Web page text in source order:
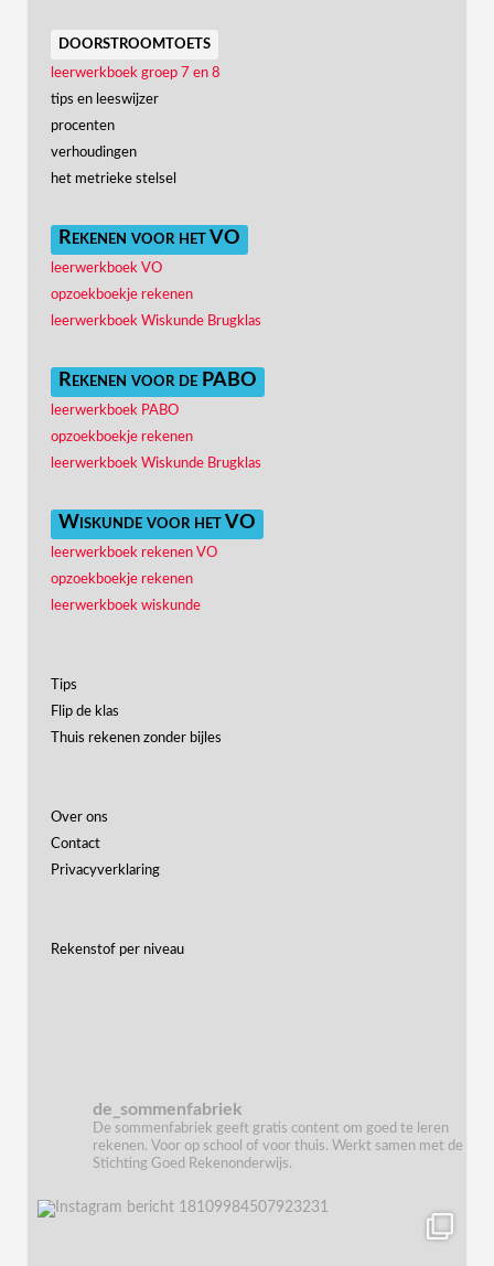
doorstroomtoets
leerwerkboek groep 7 en 8
tips en leeswijzer
procenten
verhoudingen
het metrieke stelsel
Rekenen voor het VO
leerwerkboek VO
opzoekboekje rekenen
leerwerkboek Wiskunde Brugklas
Rekenen voor de PABO
leerwerkboek PABO
opzoekboekje rekenen
leerwerkboek Wiskunde Brugklas
Wiskunde voor het VO
leerwerkboek rekenen VO
opzoekboekje rekenen
leerwerkboek wiskunde
Tips
Flip de klas
Thuis rekenen zonder bijles
Over ons
Contact
Privacyverklaring
Rekenstof per niveau
de_sommenfabriek
De sommenfabriek geeft gratis content om goed te leren
rekenen. Voor op school of voor thuis. Werkt samen met de
Stichting Goed Rekenonderwijs.